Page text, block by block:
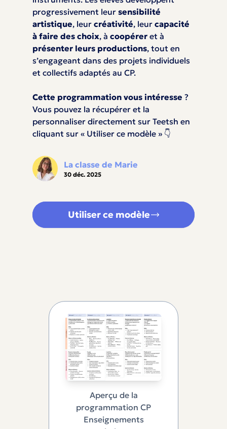
progressivement leur sensibilité
artistique, leur créativité, leur capacité
à faire des choix, à coopérer et à
présenter leurs productions, tout en
s’engageant dans des projets individuels
et collectifs adaptés au CP.
Cette programmation vous intéresse ?
Vous pouvez la récupérer et la
personnaliser directement sur Teetsh en
cliquant sur « Utiliser ce modèle » 👇
La classe de Marie
30 déc. 2025
Utiliser ce modèle
Aperçu de la
programmation CP
Enseignements